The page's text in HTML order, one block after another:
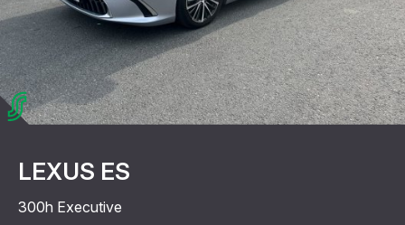
LEXUS ES
300h Executive